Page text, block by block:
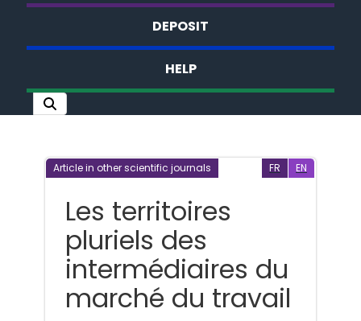
DEPOSIT
HELP
Article in other scientific journals FR EN
Les territoires
pluriels des
intermédiaires du
marché du travail